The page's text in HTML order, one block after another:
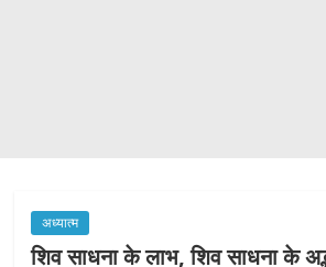
अध्यात्म
शिव साधना के लाभ, शिव साधना के